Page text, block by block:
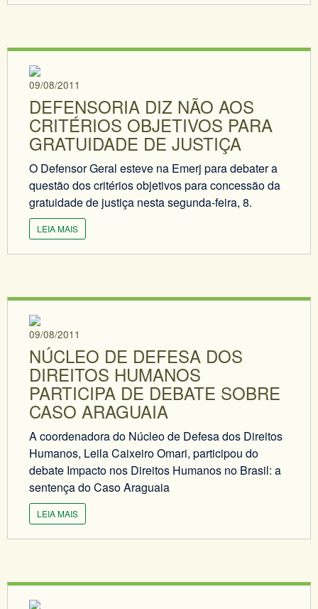
09/08/2011
DEFENSORIA DIZ NÃO AOS
CRITÉRIOS OBJETIVOS PARA
GRATUIDADE DE JUSTIÇA
O Defensor Geral esteve na Emerj para debater a
questão dos critérios objetivos para concessão da
gratuidade de justiça nesta segunda-feira, 8.
LEIA MAIS
09/08/2011
NÚCLEO DE DEFESA DOS
DIREITOS HUMANOS
PARTICIPA DE DEBATE SOBRE
CASO ARAGUAIA
A coordenadora do Núcleo de Defesa dos Direitos
Humanos, Leila Caixeiro Omari, participou do
debate Impacto nos Direitos Humanos no Brasil: a
sentença do Caso Araguaia
LEIA MAIS